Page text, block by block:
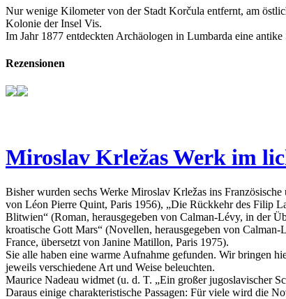
Nur wenige Kilometer von der Stadt Korčula entfernt, am
Kolonie der Insel Vis.
Im Jahr 1877 entdeckten Archäologen in Lumbarda eine
Rezensionen
Miroslav Krležas Werk im
Bisher wurden sechs Werke Miroslav Krležas ins
von Léon Pierre Quint, Paris 1956), „Die Rückkehr des Filip
Blitwien“ (Roman, herausgegeben von Calman-Lévy, in der
kroatische Gott Mars“ (Novellen, herausgegeben von
France, übersetzt von Janine Matillon, Paris 1975).
Sie alle haben eine warme Aufnahme gefunden. Wir bringen
jeweils verschiedene Art und Weise beleuchten.
Maurice Nadeau widmet (u. d. T. „Ein großer jugoslavischer
Daraus einige charakteristische Passagen: Für viele wird die